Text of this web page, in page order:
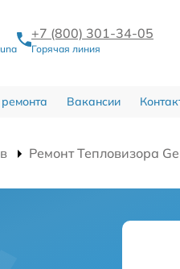
+7 (800) 301-34-05
Горячая линия
Вакансии
Ремонт Тепловизора